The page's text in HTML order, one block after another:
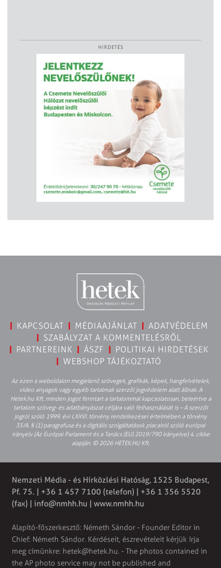
HIRDETÉS
KAPCSOLAT MÉDIAAJÁNLAT
ADATVÉDELEM
SZABÁLYZAT A KOMMENTELÉSRŐL
PARTNEREINK
ÁSZF
POLITIKAI HIRDETÉSEK
WEBSHOP TÁJÉKOZTATÓ
Az ezen a weboldalon megjelenő szövegek, grafikák, képek, hangfelvételek,
video anyagok vagy egyéb tartalmak szerzői jogvédelem alatt állnak. A
Hetek.hu Kft. minden jogot fenntart a tartalommal kapcsolatosan, beleértve a
tartalom szöveg- és adatbányászat céljára való felhasználását is – A szerzői
jogról szóló 1999. évi LXXVI. törvény rendelkezései értelmében a törvény
35/A. § (1) paragrafusa és a digitális szolgáltatások piacairól szóló európai
irányelv (Az Európai Parlament és a Tanács (EU) 2019/790 Irányelve) 4. cikke
alapján. © 2026 HETEK.HU Kft.
Nemzeti Média - és Hírközlési Hatóság, 1525 Budapest,
Pf. 75. | +36 1 457 7100 (telefon) | +36 1 356 5520
(fax) | info@nmhh.hu | www.nmhh.hu
Alapító-főszerkesztő: Németh Sándor - Founder Editor in
Chief: Németh Sándor. Kérdéseit, észrevételeit kérjük írja
meg címünkre: hetek@hetek.hu. - The photos contained in
the AP photo service may not be published and